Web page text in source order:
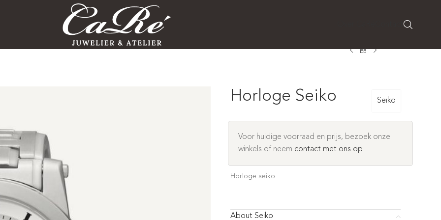
Horloge Seiko Seiko
Voor huidige voorraad en prijs, bezoek onze
winkels of neem contact met ons op
Horloge seiko
About Seiko